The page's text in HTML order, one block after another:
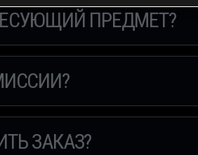
ПРЕДМЕТ?
ЗАКАЗ?